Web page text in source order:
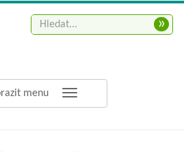
menu
»